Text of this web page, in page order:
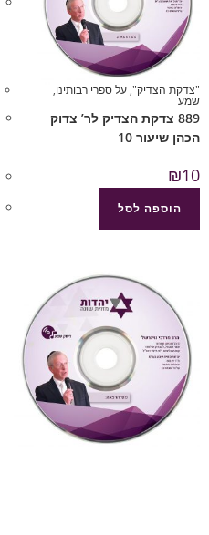
"צדקת הצדיק",על ספרי רבותינו,
שמע
889 צדקת הצדיק לר’ צדוק
הכהן שיעור 10
₪10
הוספה לסל